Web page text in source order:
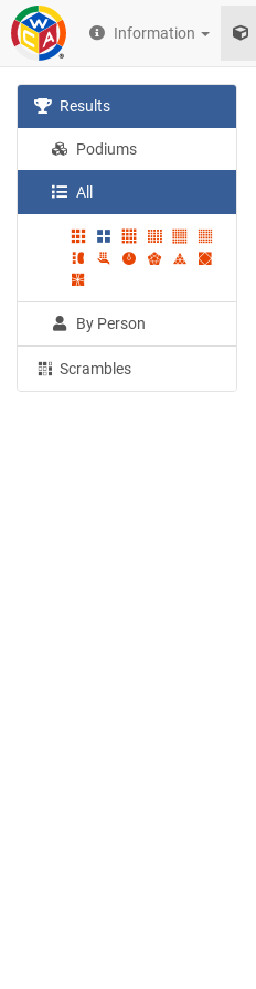
Information
Results
Podiums
All
By Person
Scrambles